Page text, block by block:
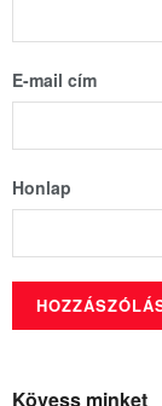
E-mail cím
Honlap
Kövess minket